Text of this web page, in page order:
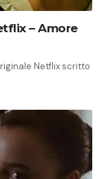
– Amore
Netflix scritto